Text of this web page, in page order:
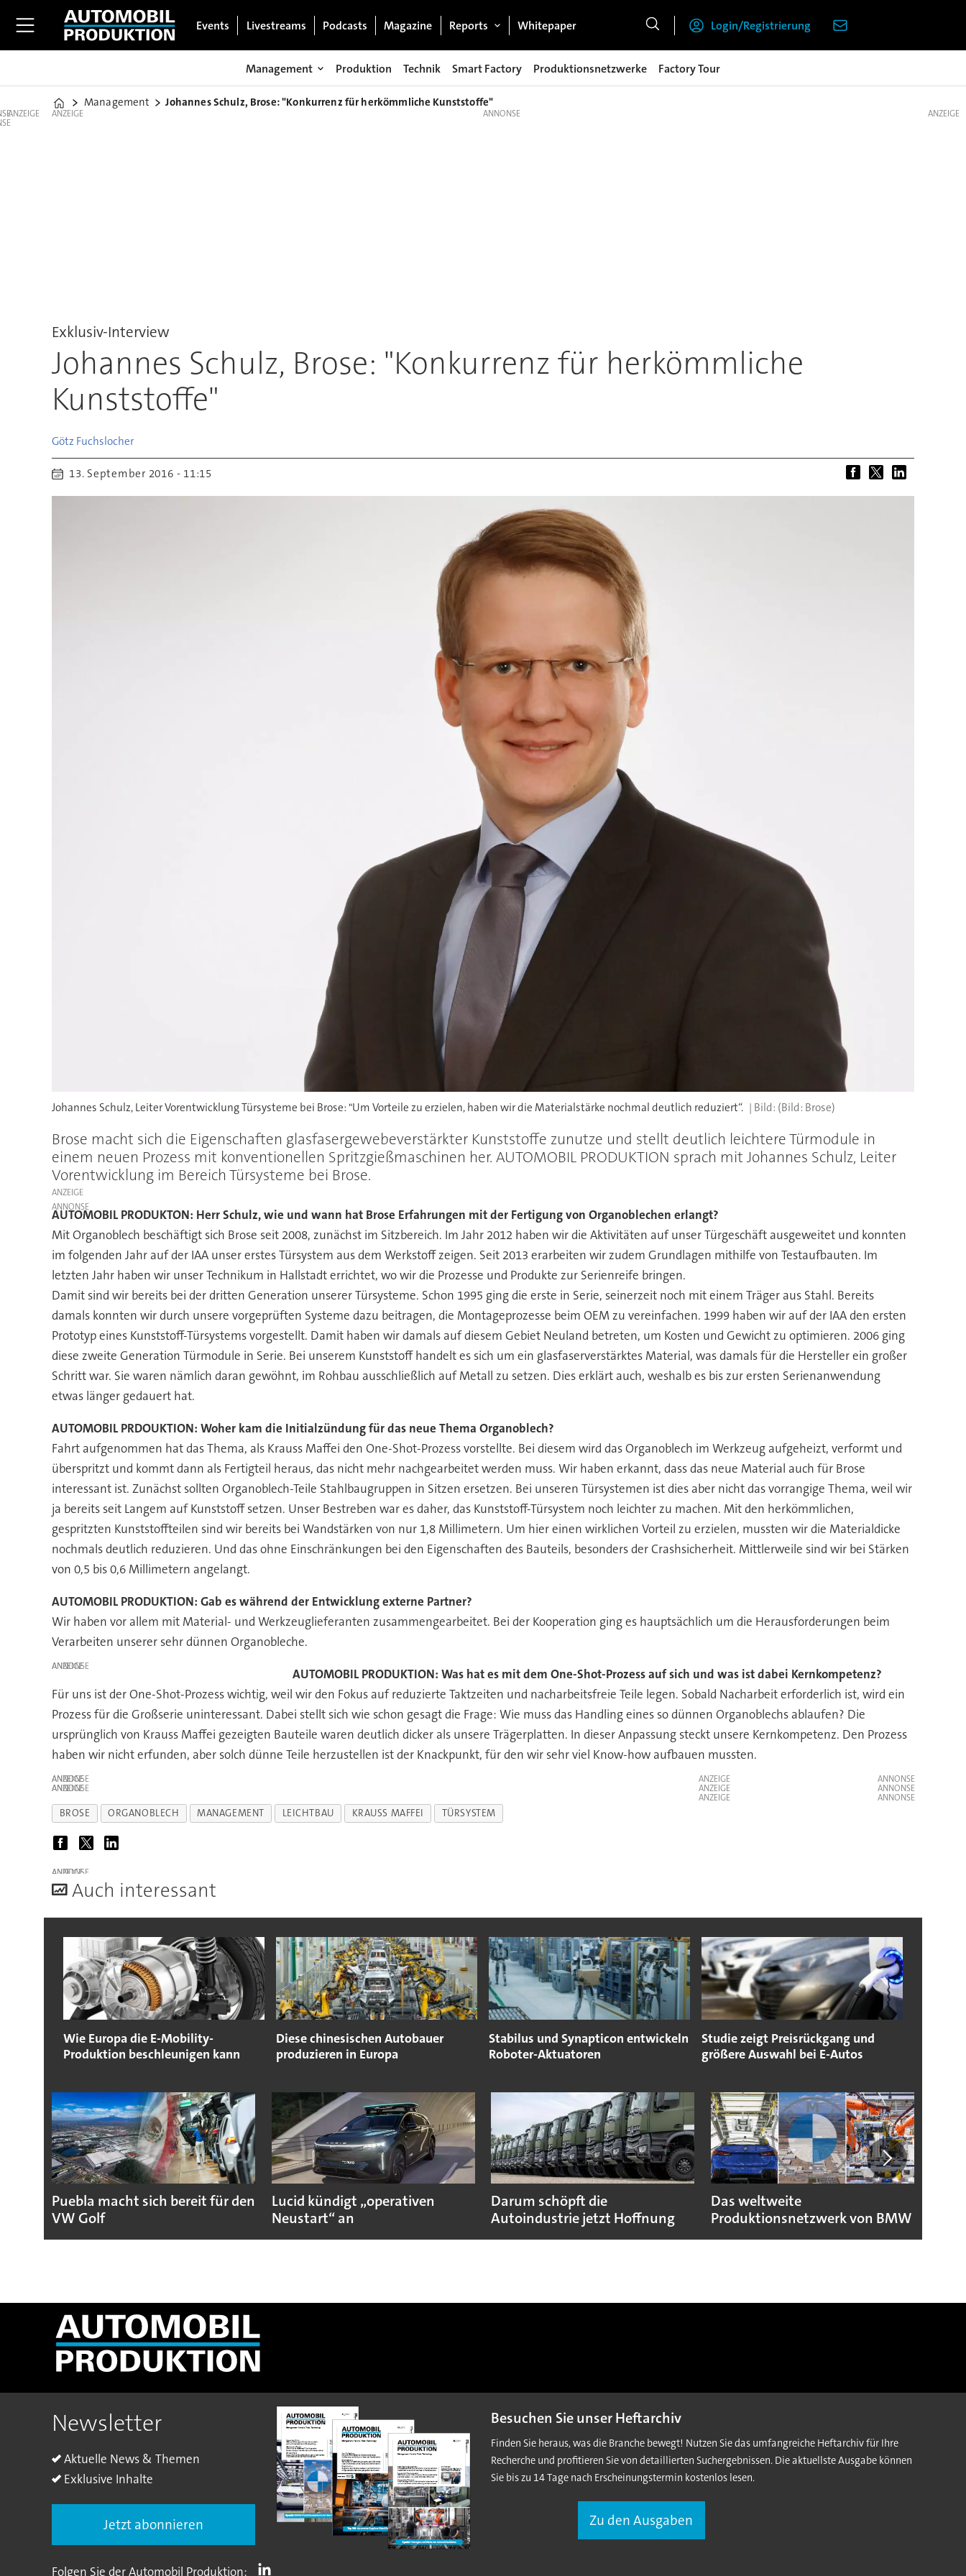
Events Livestreams Podcasts Magazine Reports Whitepaper Login/Registrierung
Management Produktion Technik Smart Factory Produktionsnetzwerke Factory Tour
Home
Management Johannes Schulz, Brose: "Konkurrenz für herkömmliche Kunststoffe"
ANZEIGE ANZEIGE
Exklusiv-Interview
Johannes Schulz, Brose: "Konkurrenz für herkömmliche
Kunststoffe"
Götz Fuchslocher
13. September 2016 - 11:15
Johannes Schulz, Leiter Vorentwicklung Türsysteme bei Brose: "Um Vorteile zu erzielen, haben wir die Materialstärke nochmal deutlich reduziert“. (Bild: Brose)
Brose macht sich die Eigenschaften glasfasergewebeverstärkter Kunststoffe zunutze und stellt deutlich leichtere Türmodule in
einem neuen Prozess mit konventionellen Spritzgießmaschinen her. AUTOMOBIL PRODUKTION sprach mit Johannes Schulz, Leiter
Vorentwicklung im Bereich Türsysteme bei Brose.
ANZEIGE
AUTOMOBIL PRODUKTON: Herr Schulz, wie und wann hat Brose Erfahrungen mit der Fertigung von Organoblechen erlangt?
Mit Organoblech beschäftigt sich Brose seit 2008, zunächst im Sitzbereich. Im Jahr 2012 haben wir die Aktivitäten auf unser Türgeschäft ausgeweitet und konnten
im folgenden Jahr auf der IAA unser erstes Türsystem aus dem Werkstoff zeigen. Seit 2013 erarbeiten wir zudem Grundlagen mithilfe von Testaufbauten. Im
letzten Jahr haben wir unser Technikum in Hallstadt errichtet, wo wir die Prozesse und Produkte zur Serienreife bringen.
Damit sind wir bereits bei der dritten Generation unserer Türsysteme. Schon 1995 ging die erste in Serie, seinerzeit noch mit einem Träger aus Stahl. Bereits
damals konnten wir durch unsere vorgeprüften Systeme dazu beitragen, die Montageprozesse beim OEM zu vereinfachen. 1999 haben wir auf der IAA den ersten
Prototyp eines Kunststoff-Türsystems vorgestellt. Damit haben wir damals auf diesem Gebiet Neuland betreten, um Kosten und Gewicht zu optimieren. 2006 ging
diese zweite Generation Türmodule in Serie. Bei unserem Kunststoff handelt es sich um ein glasfaserverstärktes Material, was damals für die Hersteller ein großer
Schritt war. Sie waren nämlich daran gewöhnt, im Rohbau ausschließlich auf Metall zu setzen. Dies erklärt auch, weshalb es bis zur ersten Serienanwendung
etwas länger gedauert hat.
AUTOMOBIL PRDOUKTION: Woher kam die Initialzündung für das neue Thema Organoblech?
Fahrt aufgenommen hat das Thema, als Krauss Maffei den One-Shot-Prozess vorstellte. Bei diesem wird das Organoblech im Werkzeug aufgeheizt, verformt und
überspritzt und kommt dann als Fertigteil heraus, das nicht mehr nachgearbeitet werden muss. Wir haben erkannt, dass das neue Material auch für Brose
interessant ist. Zunächst sollten Organoblech-Teile Stahlbaugruppen in Sitzen ersetzen. Bei unseren Türsystemen ist dies aber nicht das vorrangige Thema, weil wir
ja bereits seit Langem auf Kunststoff setzen. Unser Bestreben war es daher, das Kunststoff-Türsystem noch leichter zu machen. Mit den herkömmlichen,
gespritzten Kunststoffteilen sind wir bereits bei Wandstärken von nur 1,8 Millimetern. Um hier einen wirklichen Vorteil zu erzielen, mussten wir die Materialdicke
nochmals deutlich reduzieren. Und das ohne Einschränkungen bei den Eigenschaften des Bauteils, besonders der Crashsicherheit. Mittlerweile sind wir bei Stärken
von 0,5 bis 0,6 Millimetern angelangt.
AUTOMOBIL PRODUKTION: Gab es während der Entwicklung externe Partner?
Wir haben vor allem mit Material- und Werkzeuglieferanten zusammengearbeitet. Bei der Kooperation ging es hauptsächlich um die Herausforderungen beim
Verarbeiten unserer sehr dünnen Organobleche.
ANZEIGE
AUTOMOBIL PRODUKTION: Was hat es mit dem One-Shot-Prozess auf sich und was ist dabei Kernkompetenz?
Für uns ist der One-Shot-Prozess wichtig, weil wir den Fokus auf reduzierte Taktzeiten und nacharbeitsfreie Teile legen. Sobald Nacharbeit erforderlich ist, wird ein
Prozess für die Großserie uninteressant. Dabei stellt sich wie schon gesagt die Frage: Wie muss das Handling eines so dünnen Organoblechs ablaufen? Die
ursprünglich von Krauss Maffei gezeigten Bauteile waren deutlich dicker als unsere Trägerplatten. In dieser Anpassung steckt unsere Kernkompetenz. Den Prozess
haben wir nicht erfunden, aber solch dünne Teile herzustellen ist der Knackpunkt, für den wir sehr viel Know-how aufbauen mussten.
ANZEIGE
ANZEIGE
ANZEIGE
ANZEIGE
ANZEIGE
BROSE ORGANOBLECH MANAGEMENT LEICHTBAU KRAUSS MAFFEI TÜRSYSTEM
ANZEIGE
Auch interessant
Wie Europa die E-Mobility-
Produktion beschleunigen kann
Diese chinesischen Autobauer
produzieren in Europa
Stabilus und Synapticon entwickeln
Roboter-Aktuatoren
Studie zeigt Preisrückgang und
größere Auswahl bei E-Autos
Puebla macht sich bereit für den
VW Golf
Lucid kündigt „operativen
Neustart“ an
Darum schöpft die
Autoindustrie jetzt Hoffnung
Das weltweite
Produktionsnetzwerk von BMW
ANZEIGE
Newsletter
Aktuelle News & Themen
Exklusive Inhalte
Jetzt abonnieren
Besuchen Sie unser Heftarchiv
Finden Sie heraus, was die Branche bewegt! Nutzen Sie das umfangreiche Heftarchiv für Ihre
Recherche und profitieren Sie von detaillierten Suchergebnissen. Die aktuellste Ausgabe können
Sie bis zu 14 Tage nach Erscheinungstermin kostenlos lesen.
Zu den Ausgaben
Folgen Sie der Automobil Produktion: